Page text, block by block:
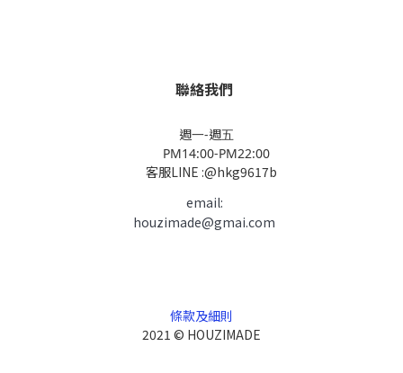
聯絡我們
週一-週五
PM14:00-PM22:00
客服LINE :@hkg9617b
email:
houzimade@gmai.com
條款及細則
2021 © HOUZIMADE